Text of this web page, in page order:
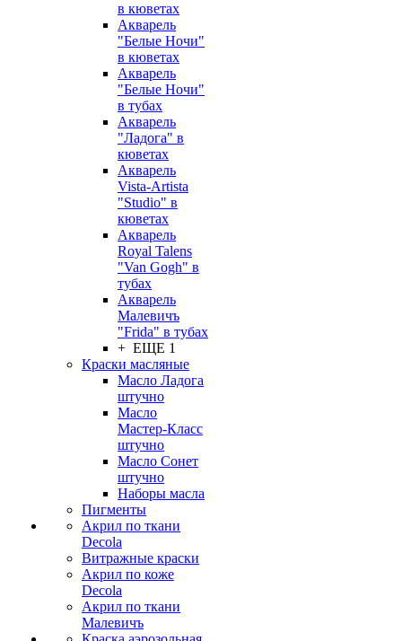
в кюветах
Акварель
"Белые Ночи"
в кюветах
Акварель
"Белые Ночи"
в тубах
Акварель
"Ладога" в
кюветах
Акварель
Vista-Artista
"Studio" в
кюветах
Акварель
Royal Talens
"Van Gogh" в
тубах
Акварель
Малевичъ
"Frida" в тубах
+ ЕЩЕ 1
Краски масляные
Масло Ладога
штучно
Масло
Мастер-Класс
штучно
Масло Сонет
штучно
Наборы масла
Пигменты
Акрил по ткани
Decola
Витражные краски
Акрил по коже
Decola
Акрил по ткани
Малевичъ